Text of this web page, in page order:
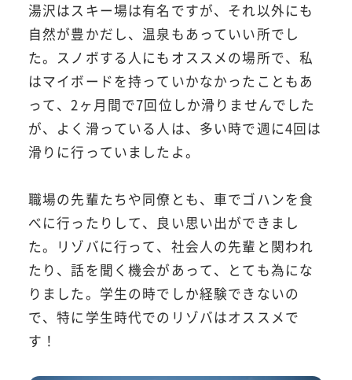
湯沢はスキー場は有名ですが、それ以外にも
自然が豊かだし、温泉もあっていい所でし
た。スノボする人にもオススメの場所で、私
はマイボードを持っていかなかったこともあ
って、2ヶ月間で7回位しか滑りませんでした
が、よく滑っている人は、多い時で週に4回は
滑りに行っていましたよ。
職場の先輩たちや同僚とも、車でゴハンを食
べに行ったりして、良い思い出ができまし
た。リゾバに行って、社会人の先輩と関われ
たり、話を聞く機会があって、とても為にな
りました。学生の時でしか経験できないの
で、特に学生時代でのリゾバはオススメで
す！